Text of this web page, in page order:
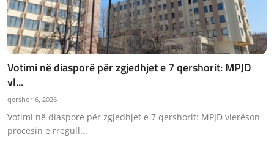
Votimi në diasporë për zgjedhjet e 7 qershorit: MPJD
vl...
qershor 6, 2026
Votimi në diasporë për zgjedhjet e 7 qershorit: MPJD vlerëson
procesin e rregull...